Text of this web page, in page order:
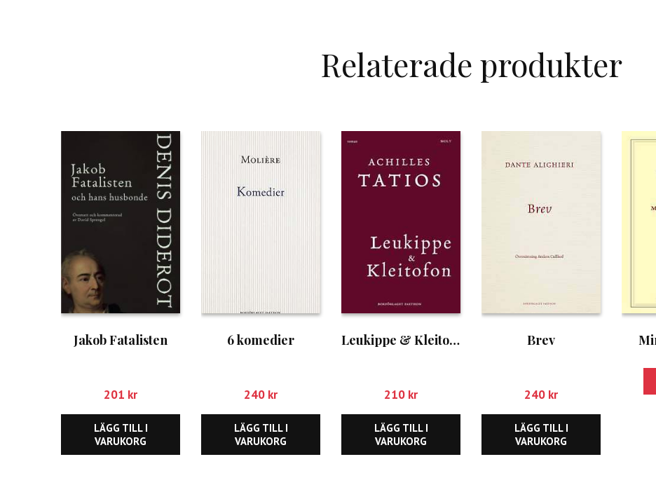
Relaterade produkter
Jakob Fatalisten
201 kr
LÄGG TILL I
VARUKORG
6 komedier
240 kr
LÄGG TILL I
VARUKORG
Leukippe & Kleitofon
210 kr
LÄGG TILL I
VARUKORG
Brev
240 kr
LÄGG TILL I
VARUKORG